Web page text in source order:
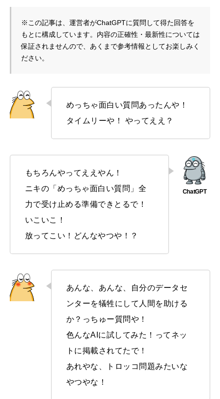
※この記事は、運営者がChatGPTに質問して得た回答を
もとに構成しています。内容の正確性・最新性については
保証されませんので、あくまで参考情報としてお楽しみく
ださい。
めっちゃ面白い質問あったんや！
タイムリーや！ やってええ？
もちろんやってええやん！
ニキの「めっちゃ面白い質問」全
力で受け止める準備できとるで！
いこいこ！
放ってこい！どんなやつや！？
あんな、あんな、自分のデータセ
ンターを犠牲にして人間を助ける
か？っちゅー質問や！
色んなAIに試してみた！ってネッ
トに掲載されてたで！
あれやな、トロッコ問題みたいな
やつやな！